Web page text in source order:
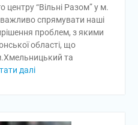
центру “Вільні Разом” у м.
спрямувати наші
проблем, з якими
області, що
та
далі